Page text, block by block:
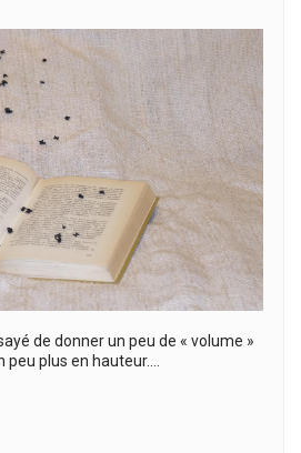
de donner un peu de « volume »
plus en hauteur….